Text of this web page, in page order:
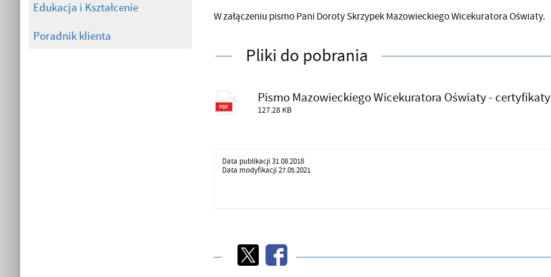
Edukacja i Kształcenie
Poradnik klienta
W załączeniu pismo Pani Doroty Skrzypek Mazowieckiego Wicekuratora Oświaty.
Pliki do pobrania
Pismo Mazowieckiego Wicekuratora Oświaty - certyfikaty
127.28 KB
Data publikacji 31.08.2018
Data modyfikacji 27.05.2021